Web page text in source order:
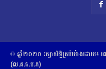
© ឆ្នាំ២០២០​ ​រក្សាសិទ្ធិ​គ្រប់យ៉ាង​ដោយ​៖​ ​លេខ
(ល.គ.ជ.ប.ភ)